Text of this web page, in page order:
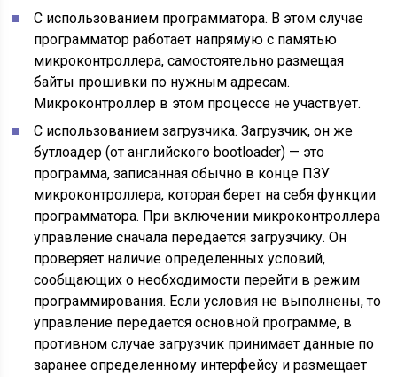
С использованием программатора. В этом случае
программатор работает напрямую с памятью
микроконтроллера, самостоятельно размещая
байты прошивки по нужным адресам.
Микроконтроллер в этом процессе не участвует.
С использованием загрузчика. Загрузчик, он же
бутлоадер (от английского bootloader) — это
программа, записанная обычно в конце ПЗУ
микроконтроллера, которая берет на себя функции
программатора. При включении микроконтроллера
управление сначала передается загрузчику. Он
проверяет наличие определенных условий,
сообщающих о необходимости перейти в режим
программирования. Если условия не выполнены, то
управление передается основной программе, в
противном случае загрузчик принимает данные по
заранее определенному интерфейсу и размещает